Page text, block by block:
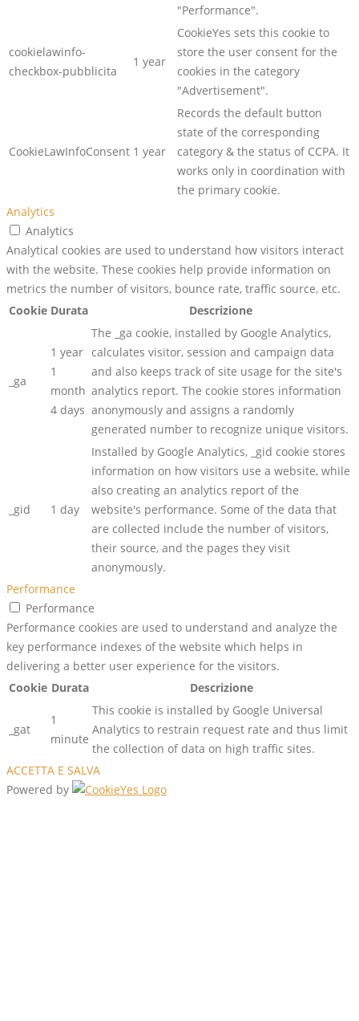
"Performance".
cookielawinfo-
checkbox-pubblicita
1 year
CookieYes sets this cookie to
store the user consent for the
cookies in the category
"Advertisement".
CookieLawInfoConsent 1 year
Records the default button
state of the corresponding
category & the status of CCPA. It
works only in coordination with
the primary cookie.
Analytics
Analytics
Analytical cookies are used to understand how visitors interact
with the website. These cookies help provide information on
metrics the number of visitors, bounce rate, traffic source, etc.
Cookie Durata Descrizione
_ga
1 year
1
month
4 days
The _ga cookie, installed by Google Analytics,
calculates visitor, session and campaign data
and also keeps track of site usage for the site's
analytics report. The cookie stores information
anonymously and assigns a randomly
generated number to recognize unique visitors.
_gid 1 day
Installed by Google Analytics, _gid cookie stores
information on how visitors use a website, while
also creating an analytics report of the
website's performance. Some of the data that
are collected include the number of visitors,
their source, and the pages they visit
anonymously.
Performance
Performance
Performance cookies are used to understand and analyze the
key performance indexes of the website which helps in
delivering a better user experience for the visitors.
Cookie Durata Descrizione
_gat
1
minute
This cookie is installed by Google Universal
Analytics to restrain request rate and thus limit
the collection of data on high traffic sites.
ACCETTA E SALVA
Powered by